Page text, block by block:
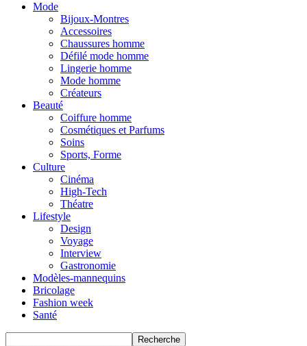
Mode
Bijoux-Montres
Accessoires
Chaussures homme
Défilé mode homme
Lingerie homme
Mode homme
Créateurs
Beauté
Coiffure homme
Cosmétiques et Parfums
Soins
Sports, Forme
Culture
Cinéma
High-Tech
Théatre
Lifestyle
Design
Voyage
Interview
Gastronomie
Modèles-mannequins
Bricolage
Fashion week
Santé